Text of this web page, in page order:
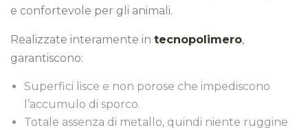
e confortevole per gli animali.
Realizzate interamente in tecnopolimero,
garantiscono:
Superfici lisce e non porose che impediscono
l’accumulo di sporco.
Totale assenza di metallo, quindi niente ruggine